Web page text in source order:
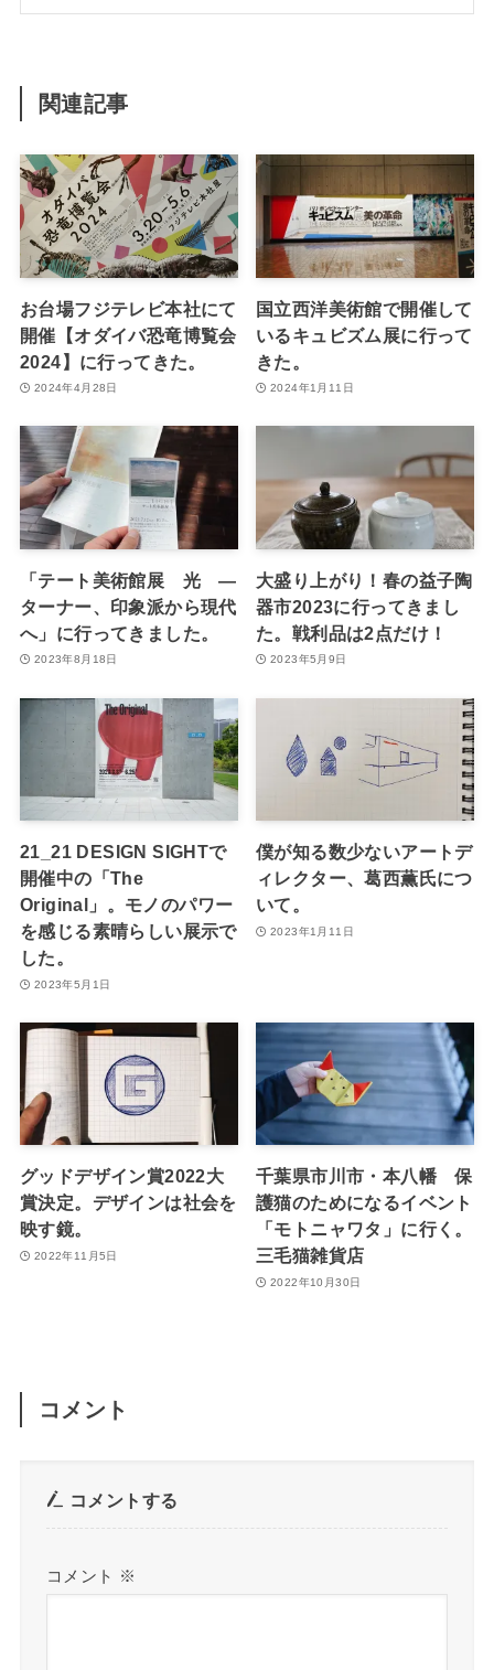
関連記事
お台場フジテレビ本社にて
開催【オダイバ恐竜博覧会
2024】に行ってきた。
2024年4月28日
国立西洋美術館で開催して
いるキュビズム展に行って
きた。
2024年1月11日
「テート美術館展 光 ―
ターナー、印象派から現代
へ」に行ってきました。
2023年8月18日
大盛り上がり！春の益子陶
器市2023に行ってきまし
た。戦利品は2点だけ！
2023年5月9日
21_21 DESIGN SIGHTで
開催中の「The
Original」。モノのパワー
を感じる素晴らしい展示で
した。
2023年5月1日
僕が知る数少ないアートデ
ィレクター、葛西薫氏につ
いて。
2023年1月11日
グッドデザイン賞2022大
賞決定。デザインは社会を
映す鏡。
2022年11月5日
千葉県市川市・本八幡 保
護猫のためになるイベント
「モトニャワタ」に行く。
三毛猫雑貨店
2022年10月30日
コメント
コメントする
コメント ※